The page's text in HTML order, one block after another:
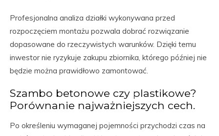
Profesjonalna analiza działki wykonywana przed
rozpoczęciem montażu pozwala dobrać rozwiązanie
dopasowane do rzeczywistych warunków. Dzięki temu
inwestor nie ryzykuje zakupu zbiornika, którego później nie
będzie można prawidłowo zamontować.
Szambo betonowe czy plastikowe?
Porównanie najważniejszych cech.
Po określeniu wymaganej pojemności przychodzi czas na